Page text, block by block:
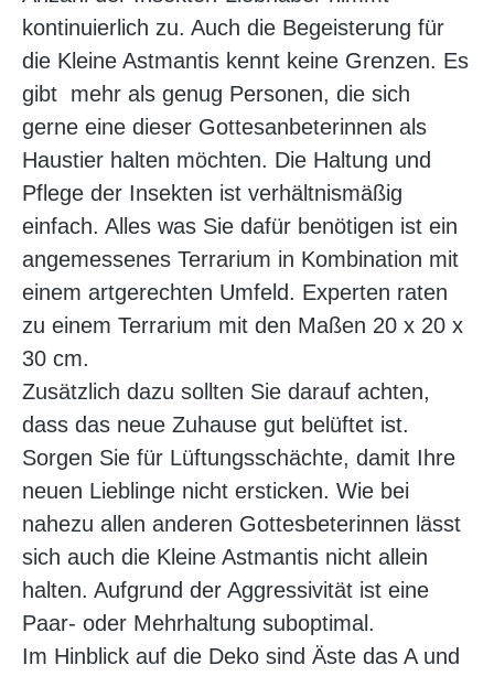
kontinuierlich zu. Auch die Begeisterung für
die Kleine Astmantis kennt keine Grenzen. Es
gibt mehr als genug Personen, die sich
gerne eine dieser Gottesanbeterinnen als
Haustier halten möchten. Die Haltung und
Pflege der Insekten ist verhältnismäßig
einfach. Alles was Sie dafür benötigen ist ein
angemessenes Terrarium in Kombination mit
einem artgerechten Umfeld. Experten raten
zu einem Terrarium mit den Maßen 20 x 20 x
30 cm.
Zusätzlich dazu sollten Sie darauf achten,
dass das neue Zuhause gut belüftet ist.
Sorgen Sie für Lüftungsschächte, damit Ihre
neuen Lieblinge nicht ersticken. Wie bei
nahezu allen anderen Gottesbeterinnen lässt
sich auch die Kleine Astmantis nicht allein
halten. Aufgrund der Aggressivität ist eine
Paar- oder Mehrhaltung suboptimal.
Im Hinblick auf die Deko sind Äste das A und